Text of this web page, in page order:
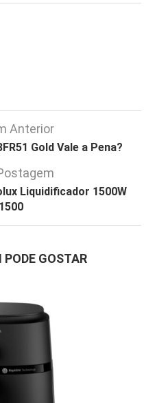
Anterior
Gold Vale a Pena?
Liquidificador 1500W
GOSTAR